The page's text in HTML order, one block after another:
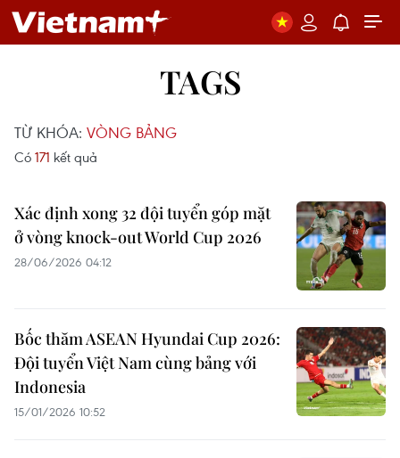
TAGS
TỪ KHÓA: VÒNG BẢNG
Có 171 kết quả
Xác định xong 32 đội tuyển góp mặt
ở vòng knock-out World Cup 2026
28/06/2026 04:12
Bốc thăm ASEAN Hyundai Cup 2026:
Đội tuyển Việt Nam cùng bảng với
Indonesia
15/01/2026 10:52